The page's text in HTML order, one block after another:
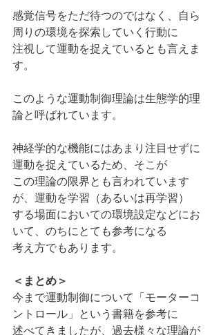
感覚信号をただ待つのではなく、自ら
周りの環境を探索していく行動に
注視して運動を捉えているとも言えま
す。
このような運動制御理論は生態学的理
論と呼ばれています。
神経学的な機能にはあまり注目せずに
運動を捉えているため、そこが
この理論の限界とも言われています
が、運動を学習（あるいは再学習）
する場面においての環境設定などにお
いて、のちにとても参考になる
考え方でもあります。
＜まとめ＞
今まで運動制御について「モーターコ
ントロール」という書籍を参考に
述べてきましたが、過去様々な理論が